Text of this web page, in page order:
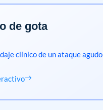
de gota
clínico de un ataque agudo